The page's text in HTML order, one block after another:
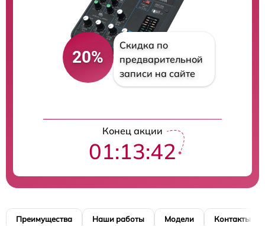
20%
Скидка по
предварительной
записи на сайте
Конец акции
01:13:42
Преимущества Наши работы Модели Контакты